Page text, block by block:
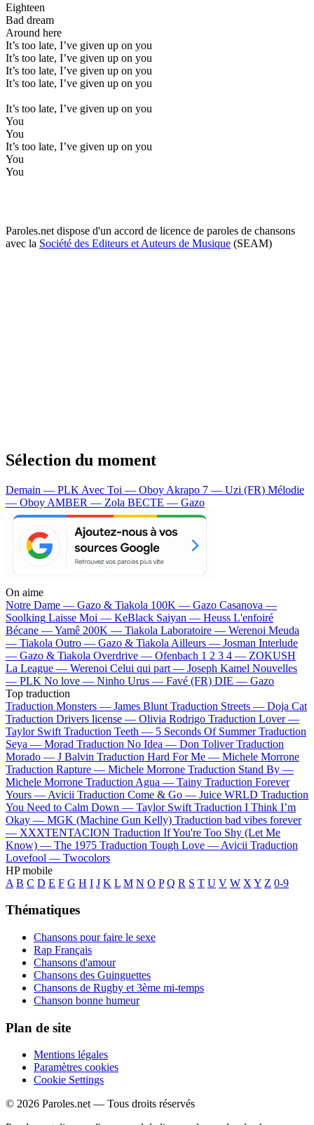
Eighteen
Bad dream
Around here
It’s too late, I’ve given up on you
It’s too late, I’ve given up on you
It’s too late, I’ve given up on you
It’s too late, I’ve given up on you
It’s too late, I’ve given up on you
You
You
It’s too late, I’ve given up on you
You
You
Paroles.net dispose d'un accord de licence de paroles de chansons
avec la Société des Editeurs et Auteurs de Musique (SEAM)
Sélection du moment
Demain — PLK Avec Toi — Oboy Akrapo 7 — Uzi (FR) Mélodie
— Oboy AMBER — Zola BECTE — Gazo
On aime
Notre Dame — Gazo & Tiakola 100K — Gazo Casanova —
Soolking Laisse Moi — KeBlack Saiyan — Heuss L'enfoiré
Bécane —Yamê 200K — Tiakola Laboratoire — Werenoi Meuda
— Tiakola Outro — Gazo & Tiakola Ailleurs — Josman Interlude
— Gazo & Tiakola Overdrive — Ofenbach 1 2 3 4 — ZOKUSH
La League — Werenoi Celui qui part — Joseph Kamel Nouvelles
— PLK No love — Ninho Urus — Favé (FR) DIE — Gazo
Top traduction
Traduction Monsters — James Blunt Traduction Streets — Doja Cat
Traduction Drivers license — Olivia Rodrigo Traduction Lover —
Taylor Swift Traduction Teeth — 5 Seconds Of Summer Traduction
Seya — Morad Traduction No Idea — Don Toliver Traduction
Morado — J Balvin Traduction Hard For Me — Michele Morrone
Traduction Rapture — Michele Morrone Traduction Stand By —
Michele Morrone Traduction Agua — Tainy Traduction Forever
Yours — Avicii Traduction Come & Go — Juice WRLD Traduction
You Need to Calm Down — Taylor Swift Traduction I Think I’m
Okay — MGK (Machine Gun Kelly) Traduction bad vibes forever
— XXXTENTACION Traduction If You're Too Shy (Let Me
Know) — The 1975 Traduction Tough Love — Avicii Traduction
Lovefool — Twocolors
HP mobile
A B C D E F G H I J K L M N O P Q R S T U V W X Y Z 0-9
Thématiques
Chansons pour faire le sexe
Rap Français
Chansons d'amour
Chansons des Guinguettes
Chansons de Rugby et 3ème mi-temps
Chanson bonne humeur
Plan de site
Mentions légales
Paramètres cookies
Cookie Settings
© 2026 Paroles.net — Tous droits réservés